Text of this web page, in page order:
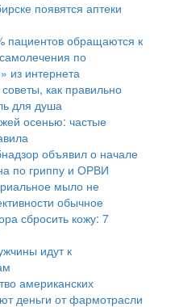
появятся аптеки
пациентов обращаются к
по
из интернета
как правильно
для душа
осенью: частые
объявил о начале
по гриппу и ОРВИ
мыло не
обычное
сбросить кожу: 7
идут к
американских
деньги от фармотрасли